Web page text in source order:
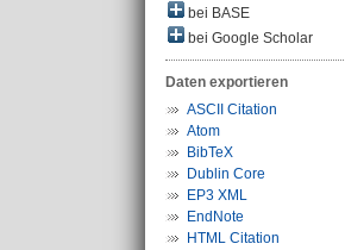
bei BASE
bei Google Scholar
Daten exportieren
ASCII Citation
Atom
BibTeX
Dublin Core
EP3 XML
EndNote
HTML Citation